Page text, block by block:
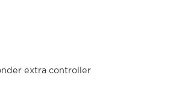
extra controller